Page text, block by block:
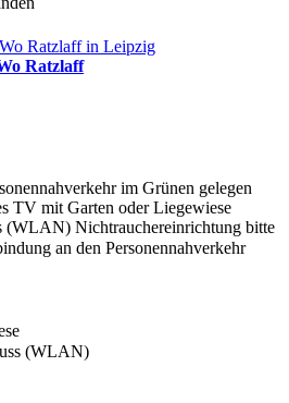
Ratzlaff
im Grünen gelegen
TV mit Garten oder Liegewiese
(WLAN) Nichtrauchereinrichtung bitte
an den Personennahverkehr
(WLAN)